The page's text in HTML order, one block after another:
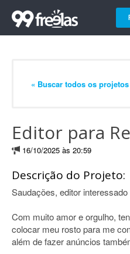
« Buscar todos os projetos
Editor para
16/10/2025 às 20:59
Descrição do Projeto:
Saudações, editor
Com muito amor e orgulho,
colocar meu rosto para me
além de fazer anúncios